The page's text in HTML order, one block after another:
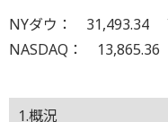
NYダウ： 31,493.34
NASDAQ：
1.概況